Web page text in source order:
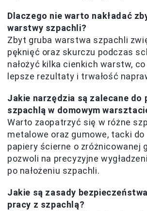
Dlaczego nie warto nakładać
warstwy szpachli?
Zbyt gruba warstwa szpachli
pęknięć oraz skurczu podczas
nałożyć kilka cienkich warstw,
lepsze rezultaty i trwałość
Jakie narzędzia są zalecane do
szpachlą w domowym
Warto zaopatrzyć się w różne
metalowe oraz gumowe, tacki do
papiery ścierne o zróżnicowanej
pozwoli na precyzyjne
po nałożeniu szpachli.
Jakie są zasady
pracy z szpachlą?